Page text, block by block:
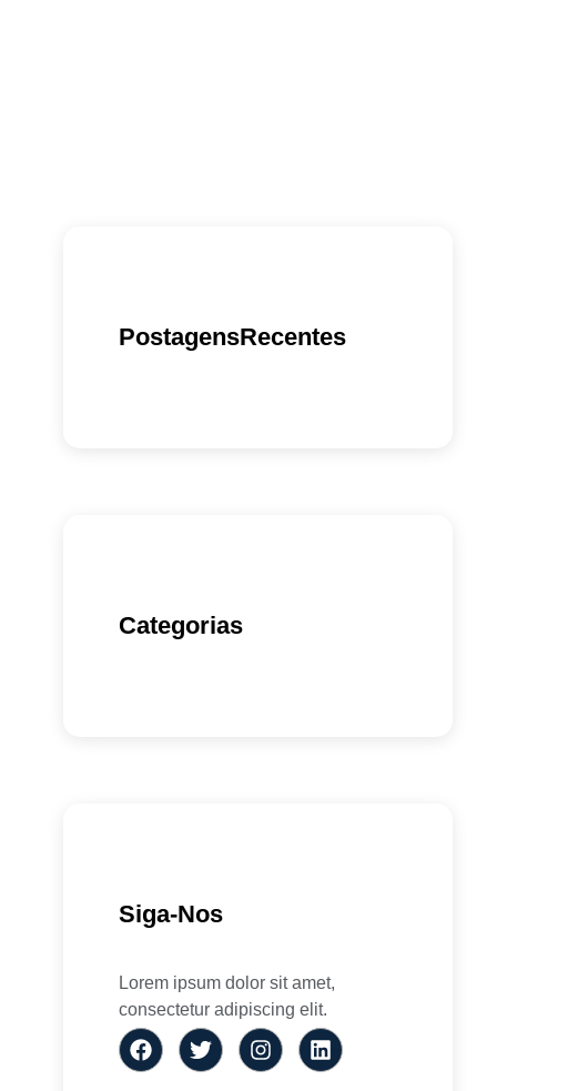
PostagensRecentes
Categorias
Siga-Nos
Lorem ipsum dolor sit amet,
consectetur adipiscing elit.